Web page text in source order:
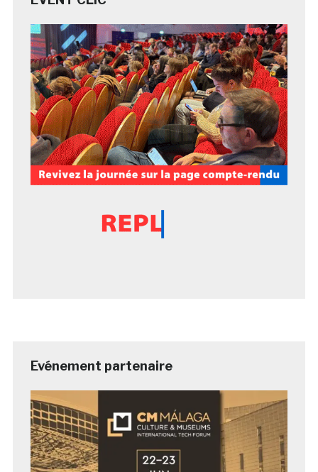
Evénement partenaire